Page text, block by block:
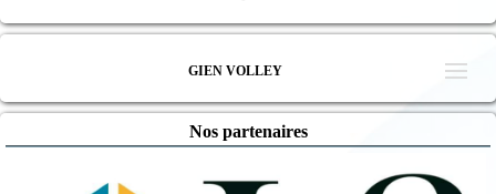
GIEN VOLLEY
Nos partenaires